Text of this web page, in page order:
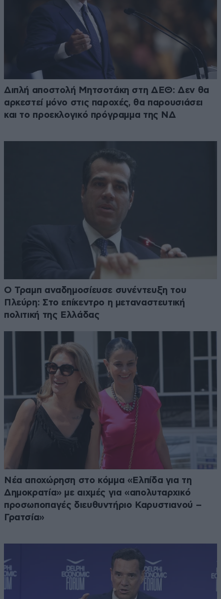
Διπλή αποστολή Μητσοτάκη στη ΔΕΘ: Δεν θα
αρκεστεί μόνο στις παροχές, θα παρουσιάσει
και το προεκλογικό πρόγραμμα της ΝΔ
Ο Τραμπ αναδημοσίευσε συνέντευξη του
Πλεύρη: Στο επίκεντρο η μεταναστευτική
πολιτική της Ελλάδας
Νέα αποχώρηση στο κόμμα «Ελπίδα για τη
Δημοκρατία» με αιχμές για «απολυταρχικό
προσωποπαγές διευθυντήριο Καρυστιανού –
Γρατσία»